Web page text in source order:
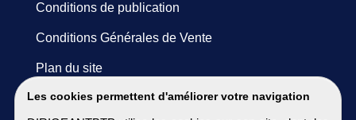
Les cookies permettent d'améliorer votre navigation
Conditions de publication
Conditions Générales de Vente
Plan du site